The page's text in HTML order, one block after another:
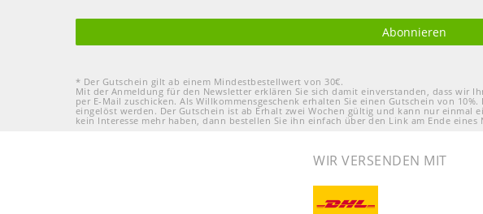
Abonnieren
* Der Gutschein gilt ab einem Mindestbestellwert von 30€.
Mit der Anmeldung für den Newsletter erklären Sie sich damit einverstanden, dass wir
per E-Mail zuschicken. Als Willkommensgeschenk erhalten Sie einen Gutschein von
eingelöst werden. Der Gutschein ist ab Erhalt zwei Wochen gültig und kann nur einmal
kein Interesse mehr haben, dann bestellen Sie ihn einfach über den Link am Ende eines
WIR VERSENDEN MIT